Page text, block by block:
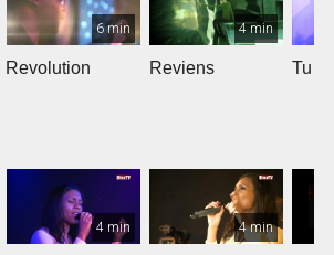
6 min
Revolution
4 min
Reviens Tu
4 min 4 min